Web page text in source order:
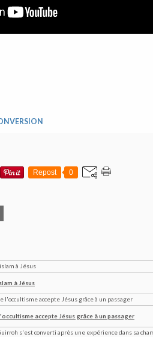
Repost 0
à Jésus
accepte Jésus grâce à un passager